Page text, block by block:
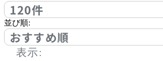
Another Garden
アナザーガーデン
120件
並び順:
おすすめ順
表示: